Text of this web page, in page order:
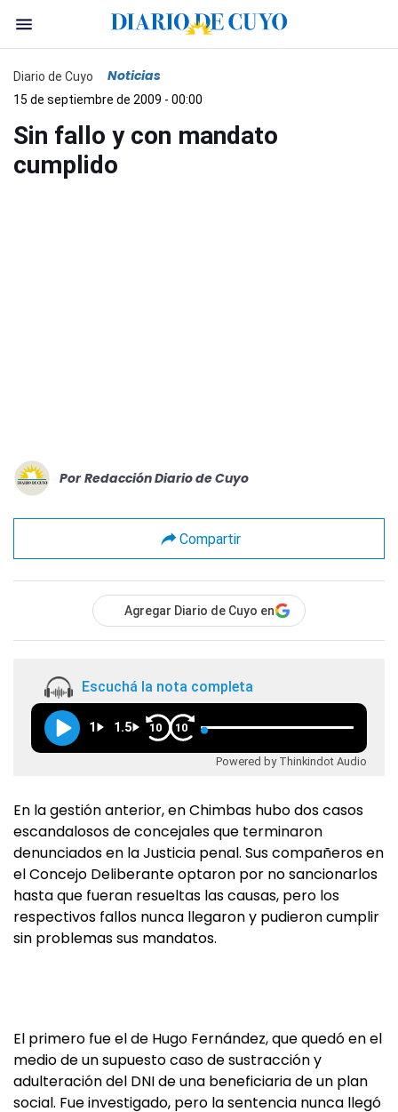
Diario de Cuyo Noticias
15 de septiembre de 2009 - 00:00
Sin fallo y con mandato
cumplido
Por Redacción Diario de Cuyo
Compartir
Agregar Diario de Cuyo en
Escuchá la nota completa
1 1.5 10 10
Powered by Thinkindot Audio
En la gestión anterior, en Chimbas hubo dos casos
escandalosos de concejales que terminaron
denunciados en la Justicia penal. Sus compañeros en
el Concejo Deliberante optaron por no sancionarlos
hasta que fueran resueltas las causas, pero los
respectivos fallos nunca llegaron y pudieron cumplir
sin problemas sus mandatos.
El primero fue el de Hugo Fernández, que quedó en el
medio de un supuesto caso de sustracción y
adulteración del DNI de una beneficiaria de un plan
social. Fue investigado, pero la sentencia nunca llegó